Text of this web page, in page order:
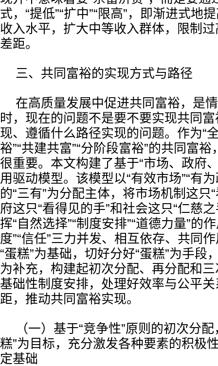
式，“提低”“扩中”“限高”，即渐进式地
收入水平，扩大中等收入群体，限制
差距。
三、共同富裕的实现方式与路径
在高质量发展中促进共同富裕，是
时，现在的问题不是要不要实现共同
现、遵循什么路径实现的问题。作为“
裕”“共建共富”“分阶段富裕”的共同富
很重要。本文构建了基于“市场、政府
用驱动模型。该模型以“有效市场”“有为
的“三有”为分配主体，将市场机制这只
府这只“看得见的手”和社会这只“仁慈
挥“自然选择”“制度安排”“道德力量”的
度”“信任”三力并发、相互依存、共同
“蛋糕”为基础，切好分好“蛋糕”为手段
为补充，构建起初次分配、再分配和
基础性制度安排，处理好效率与公平
距，推动共同富裕实现。
（一）基于“竞争性”原则的初次分
糕”为目标，充分激发各种要素的积极
定基础